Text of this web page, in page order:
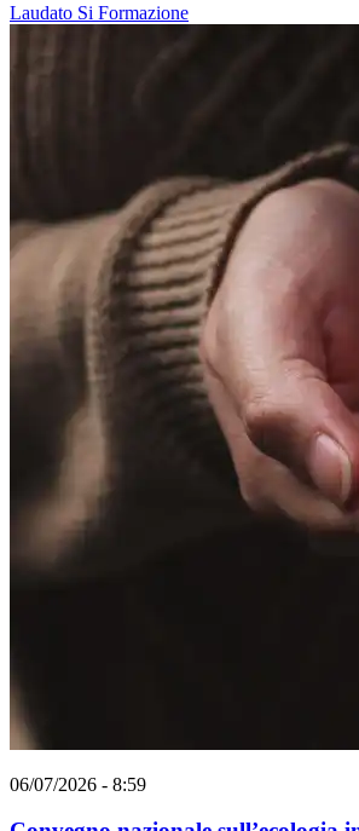
Laudato Si Formazione
06/07/2026 - 8:59